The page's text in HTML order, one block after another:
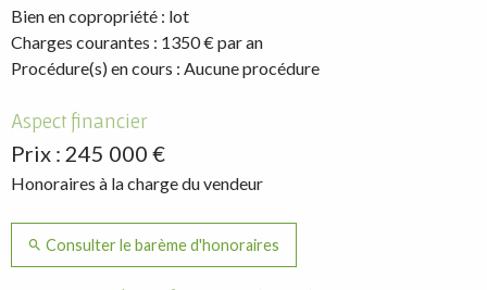
Bien en copropriété : lot
Charges courantes : 1350 € par an
Procédure(s) en cours : Aucune procédure
Aspect financier
Prix : 245 000 €
Honoraires à la charge du vendeur
Consulter le barème d'honoraires